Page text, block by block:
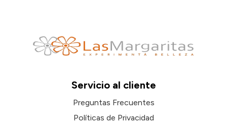
Servicio al cliente
Preguntas Frecuentes
Políticas de Privacidad